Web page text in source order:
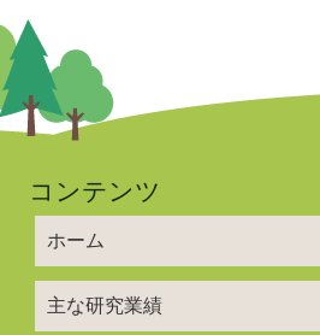
コンテンツ
ホーム
主な研究業績